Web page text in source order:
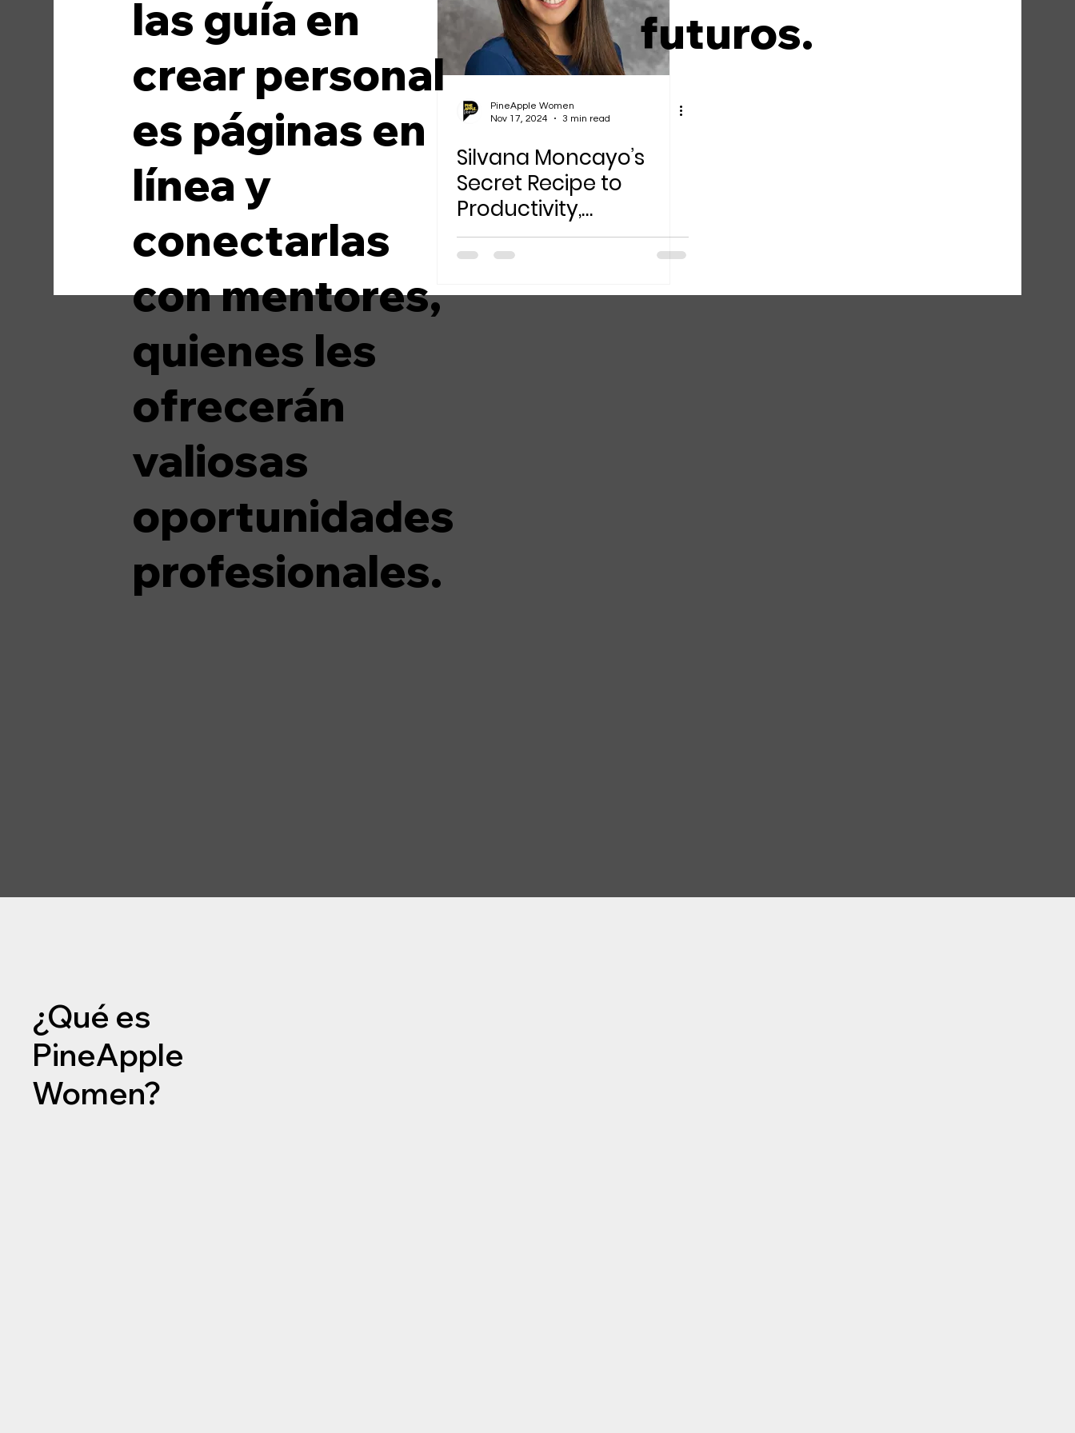
Scholarships & Opportunities Career & College Pathways Community & Events
PineApple Women
Nov 17, 2024
3 min read
Silvana Moncayo’s
Secret Recipe to
Productivity,
Engineering, and
People of Product
futuros.
¿Qué es
PineApple
Women?
las guía en
crear personal
es páginas en
línea y
conectarlas
con mentores,
quienes les
ofrecerán
valiosas
oportunidades
profesionales.